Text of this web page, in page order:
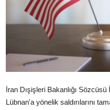
Arşiv
Türkçe
İran Dışişleri Bakanlığı
Lübnan'a yönelik saldırılarını